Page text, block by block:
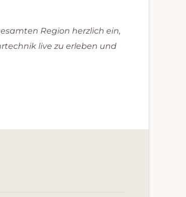
Region herzlich ein,
live zu erleben und